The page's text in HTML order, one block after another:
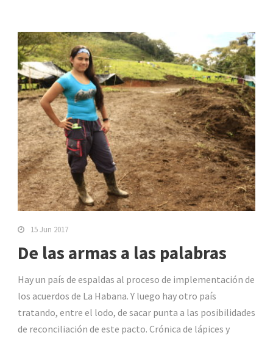
15 Jun 2017
De las armas a las palabras
Hay un país de espaldas al proceso de implementación de
los acuerdos de La Habana. Y luego hay otro país
tratando, entre el lodo, de sacar punta a las posibilidades
de reconciliación de este pacto. Crónica de lápices y